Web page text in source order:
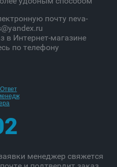
почту neva-
в Интернет-магазине
по телефону
менеджер свяжется